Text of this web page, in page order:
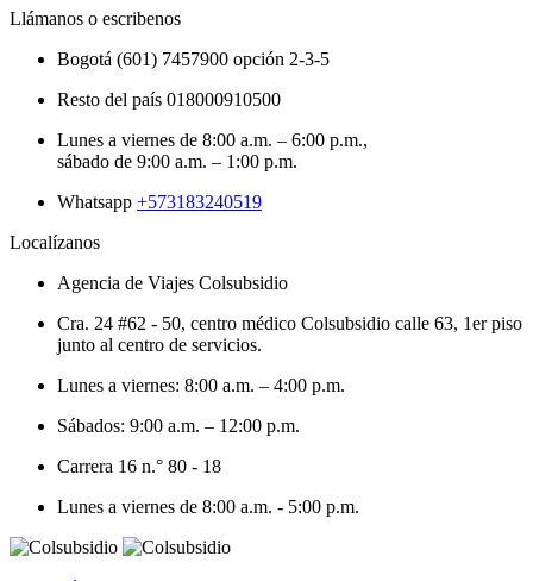
Llámanos o escribenos
Bogotá (601) 7457900 opción 2-3-5
Resto del país 018000910500
Lunes a viernes de 8:00 a.m. – 6:00 p.m.,
sábado de 9:00 a.m. – 1:00 p.m.
Whatsapp +573183240519
Localízanos
Agencia de Viajes Colsubsidio
Cra. 24 #62 - 50, centro médico Colsubsidio calle 63, 1er piso
junto al centro de servicios.
Lunes a viernes: 8:00 a.m. – 4:00 p.m.
Sábados: 9:00 a.m. – 12:00 p.m.
Carrera 16 n.° 80 - 18
Lunes a viernes de 8:00 a.m. - 5:00 p.m.